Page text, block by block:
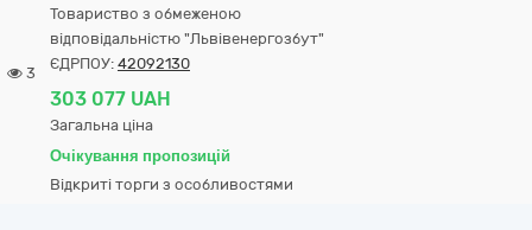
3
Товариство з обмеженою
відповідальністю "Львівенергозбут"
ЄДРПОУ: 42092130
303 077 UAH
Загальна ціна
Очікування пропозицій
Відкриті торги з особливостями